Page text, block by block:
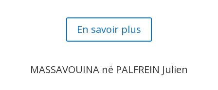
En savoir plus
MASSAVOUINA né PALFREIN Julien